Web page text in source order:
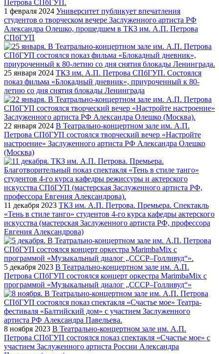
1 февраля 2024 Университет публикует впечатления
студентов о творческом вечере Заслуженного артиста РФ
Александра Олешко, прошедшем в ТКЗ им. А.П. Петрова
СПбГУП
25 января 2024 ТКЗ им. А.П. Петрова СПбГУП. Состоялся
показ фильма «Блокадный дневник», приуроченный к 80-
летию со дня снятия блокады Ленинграда
22 января 2024 В Театрально-концертном зале им. А.П.
Петрова СПбГУП состоялся творческий вечер «Настройте
настроение» Заслуженного артиста РФ Александра Олешко
(Москва)
11 декабря 2023 ТКЗ им. А.П. Петрова. Премьера. Спектакль
«Тень в стиле танго» студентов 4-го курса кафедры актерского
искусства (мастерская Заслуженного артиста РФ, профессора
Евгения Александрова)
5 декабря 2023 В Театрально-концертном зале им. А.П.
Петрова СПбГУП состоялся концерт оркестра MarimbaMix с
программой «Музыкальный диалог „СССР–Голливуд“»
8 ноября 2023 В Театрально-концертном зале им. А.П.
Петрова СПбГУП состоялся показ спектакля «Счастье мое» с
участием Заслуженного артиста России Александра